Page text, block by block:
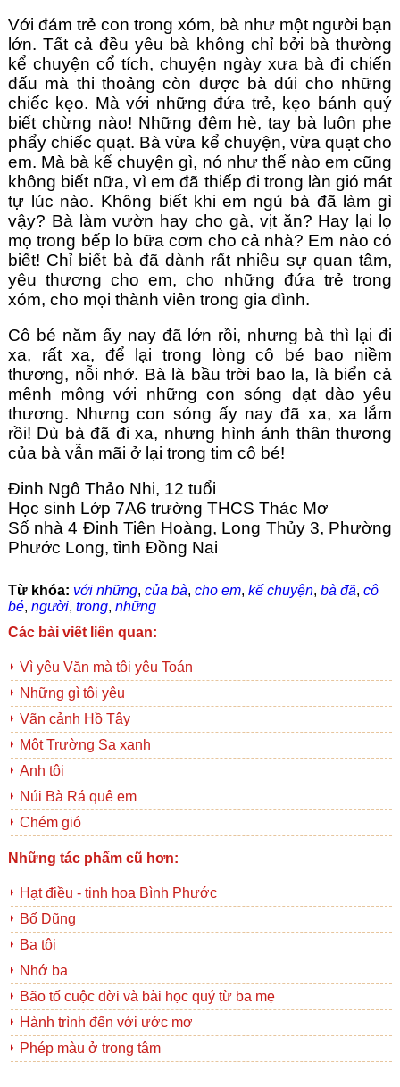
Với đám trẻ con trong xóm, bà như một người bạn
lớn. Tất cả đều yêu bà không chỉ bởi bà thường
kể chuyện cổ tích, chuyện ngày xưa bà đi chiến
đấu mà thi thoảng còn được bà dúi cho những
chiếc kẹo. Mà với những đứa trẻ, kẹo bánh quý
biết chừng nào! Những đêm hè, tay bà luôn phe
phẩy chiếc quạt. Bà vừa kể chuyện, vừa quạt cho
em. Mà bà kể chuyện gì, nó như thế nào em cũng
không biết nữa, vì em đã thiếp đi trong làn gió mát
tự lúc nào. Không biết khi em ngủ bà đã làm gì
vậy? Bà làm vườn hay cho gà, vịt ăn? Hay lại lọ
mọ trong bếp lo bữa cơm cho cả nhà? Em nào có
biết! Chỉ biết bà đã dành rất nhiều sự quan tâm,
yêu thương cho em, cho những đứa trẻ trong
xóm, cho mọi thành viên trong gia đình.
Cô bé năm ấy nay đã lớn rồi, nhưng bà thì lại đi
xa, rất xa, để lại trong lòng cô bé bao niềm
thương, nỗi nhớ. Bà là bầu trời bao la, là biển cả
mênh mông với những con sóng dạt dào yêu
thương. Nhưng con sóng ấy nay đã xa, xa lắm
rồi! Dù bà đã đi xa, nhưng hình ảnh thân thương
của bà vẫn mãi ở lại trong tim cô bé!
Đinh Ngô Thảo Nhi, 12 tuổi
Học sinh Lớp 7A6 trường THCS Thác Mơ
Số nhà 4 Đinh Tiên Hoàng, Long Thủy 3, Phường
Phước Long, tỉnh Đồng Nai
Từ khóa: với những, của bà, cho em, kể chuyện, bà đã, cô
bé, người, trong, những
Các bài viết liên quan:
Vì yêu Văn mà tôi yêu Toán
Những gì tôi yêu
Vãn cảnh Hồ Tây
Một Trường Sa xanh
Anh tôi
Núi Bà Rá quê em
Chém gió
Những tác phẩm cũ hơn:
Hạt điều - tinh hoa Bình Phước
Bố Dũng
Ba tôi
Nhớ ba
Bão tố cuộc đời và bài học quý từ ba mẹ
Hành trình đến với ước mơ
Phép màu ở trong tâm